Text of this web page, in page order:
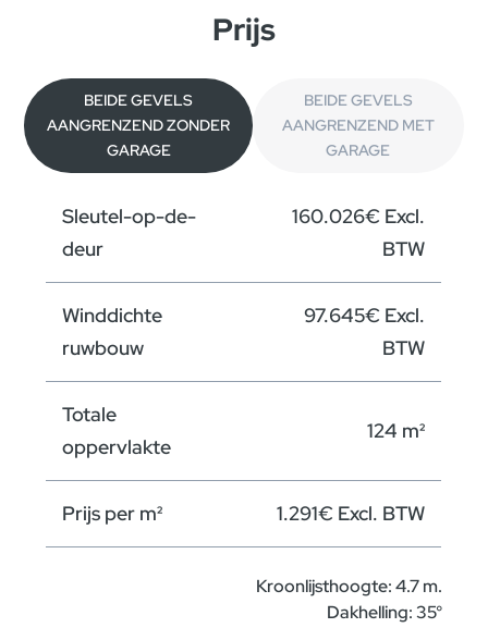
Prijs
BEIDE GEVELS
AANGRENZEND ZONDER
GARAGE
BEIDE GEVELS
AANGRENZEND MET
GARAGE
Sleutel-op-de-
deur
160.026€ Excl.
BTW
Winddichte
ruwbouw
97.645€ Excl.
BTW
Totale
oppervlakte
124 m²
Prijs per m² 1.291€ Excl. BTW
Kroonlijsthoogte: 4.7 m.
Dakhelling: 35°